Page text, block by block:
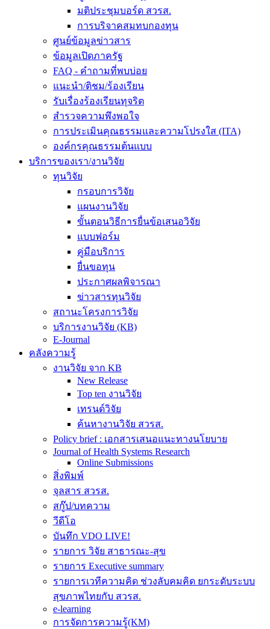
มติประชุมบอร์ด สวรส.
การบริจาคสมทบกองทุน
ศูนย์ข้อมูลข่าวสาร
ข้อมูลเปิดภาครัฐ
FAQ - คำถามที่พบบ่อย
แนะนำ/ติชม/ร้องเรียน
รับเรื่องร้องเรียนทุจริต
สำรวจความพึงพอใจ
การประเมินคุณธรรมและความโปรงใส (ITA)
องค์กรคุณธรรมต้นแบบ
บริการของเรา/งานวิจัย
ทุนวิจัย
กรอบการวิจัย
แผนงานวิจัย
ขั้นตอนวิธีการยื่นข้อเสนอวิจัย
แบบฟอร์ม
คู่มือบริการ
ยื่นขอทุน
ประกาศผลพิจารณา
ข่าวสารทุนวิจัย
สถานะโครงการวิจัย
บริการงานวิจัย (KB)
E-Journal
คลังความรู้
งานวิจัย จาก KB
New Release
Top ten งานวิจัย
เทรนด์วิจัย
ค้นหางานวิจัย สวรส.
Policy brief : เอกสารเสนอแนะทางนโยบาย
Journal of Health Systems Research
Online Submissions
สิ่งพิมพ์
จุลสาร สวรส.
สกู๊ป/บทความ
วีดีโอ
บันทึก VDO LIVE!
รายการ วิจัย สาธารณะ-สุข
รายการ Executive summary
รายการเวทีความคิด ช่วงลับคมคิด ยกระดับระบบ
สุขภาพไทยกับ สวรส.
e-learning
การจัดการความรู้(KM)